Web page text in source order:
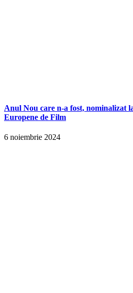
Anul Nou care n-a fost, nominalizat
Europene de Film
6 noiembrie 2024